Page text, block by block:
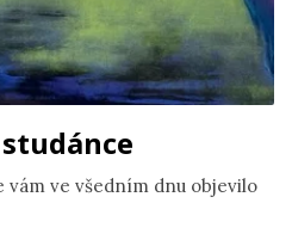
vám ve všedním dnu objevilo